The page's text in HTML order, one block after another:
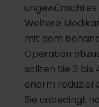
Weitere
mit dem
Operation
sollten Sie 3
enorm
Sie unbedingt